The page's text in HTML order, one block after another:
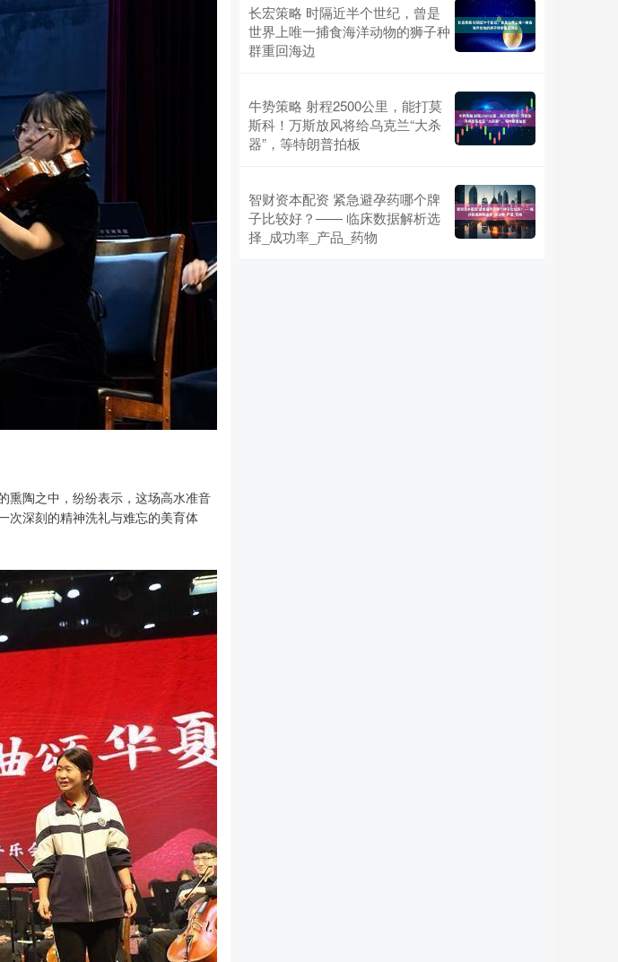
熏陶之中，纷纷表示，这场高水准音
次深刻的精神洗礼与难忘的美育体
长宏策略 时隔近半个世纪，曾是
世界上唯一捕食海洋动物的狮子种
群重回海边
牛势策略 射程2500公里，能打莫
斯科！万斯放风将给乌克兰“大杀
器”，等特朗普拍板
智财资本配资 紧急避孕药哪个牌
子比较好？—— 临床数据解析选
择_成功率_产品_药物